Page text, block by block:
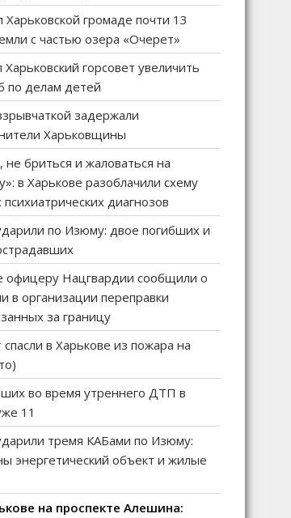
Харьковской громаде почти 13
с частью озера «Очерет»
Харьковский горсовет увеличить
по делам детей
задержали
Харьковщины
бриться и жаловаться на
в Харькове разоблачили схему
диагнозов
по Изюму: двое погибших и
офицеру Нацгвардии сообщили о
в организации переправки
за границу
спасли в Харькове из пожара на
во время утреннего ДТП в
11
тремя КАБами по Изюму:
энергетический объект и жилые
на проспекте Алешина: